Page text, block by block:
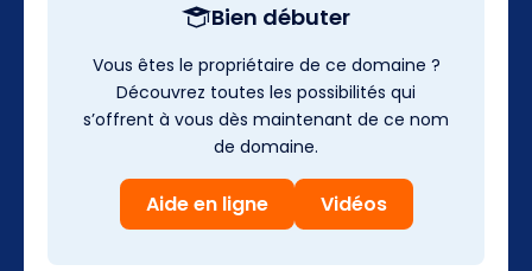
Bien débuter
Vous êtes le propriétaire de ce domaine ?
Découvrez toutes les possibilités qui
s’offrent à vous dès maintenant de ce nom
de domaine.
Aide en ligne Vidéos